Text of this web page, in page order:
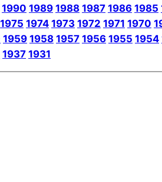
1990 1989 1988 1987 1986 1985
1975 1974 1973 1972 1971 1970
1959 1958 1957 1956 1955 1954
1937 1931